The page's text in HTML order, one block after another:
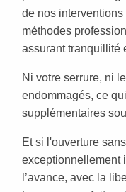
de nos
méthodes
assurant tranquillité
Ni votre serrure, ni
endommagés, ce
supplémentaires
Et si l'ouverture
exceptionnellement
l’avance, avec la